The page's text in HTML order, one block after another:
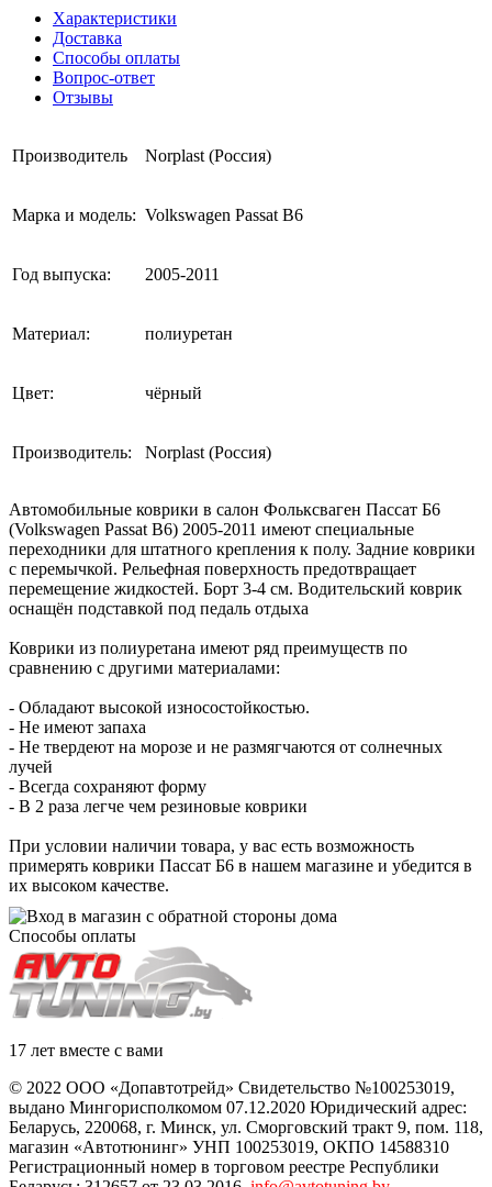
Характеристики
Доставка
Способы оплаты
Вопрос-ответ
Отзывы
Производитель Norplast (Россия)
Марка и модель: Volkswagen Passat B6
Год выпуска: 2005-2011
Материал: полиуретан
Цвет: чёрный
Производитель: Norplast (Россия)
Автомобильные коврики в салон Фольксваген Пассат Б6
(Volkswagen Passat B6) 2005-2011 имеют специальные
переходники для штатного крепления к полу. Задние коврики
с перемычкой. Рельефная поверхность предотвращает
перемещение жидкостей. Борт 3-4 см. Водительский коврик
оснащён подставкой под педаль отдыха
Коврики из полиуретана имеют ряд преимуществ по
сравнению с другими материалами:
- Обладают высокой износостойкостью.
- Не имеют запаха
- Не твердеют на морозе и не размягчаются от солнечных
лучей
- Всегда сохраняют форму
- В 2 раза легче чем резиновые коврики
При условии наличии товара, у вас есть возможность
примерять коврики Пассат Б6 в нашем магазине и убедится в
их высоком качестве.
Способы оплаты
17 лет вместе с вами
© 2022 ООО «Допавтотрейд» Свидетельство №100253019,
выдано Мингорисполкомом 07.12.2020 Юридический адрес:
Беларусь, 220068, г. Минск, ул. Сморговский тракт 9, пом. 118,
магазин «Автотюнинг» УНП 100253019, ОКПО 14588310
Регистрационный номер в торговом реестре Республики